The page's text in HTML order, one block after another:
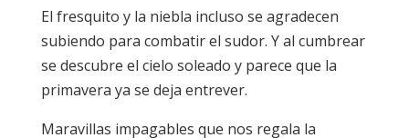
El fresquito y la niebla incluso se agradecen
subiendo para combatir el sudor. Y al cumbrear
se descubre el cielo soleado y parece que la
primavera ya se deja entrever.
Maravillas impagables que nos regala la